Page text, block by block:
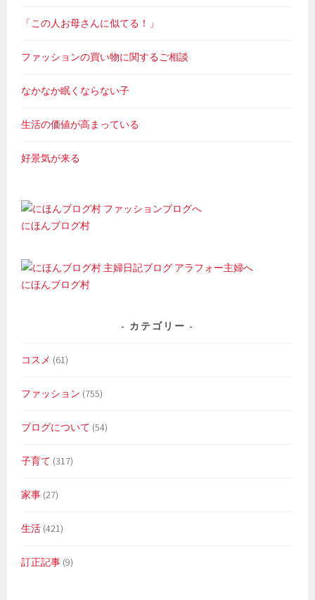
「この人お母さんに似てる！」
ファッションの買い物に関するご相談
なかなか眠くならない子
生活の価値が高まっている
好景気が来る
にほんブログ村
にほんブログ村
カテゴリー
コスメ (61)
ファッション (755)
ブログについて (54)
子育て (317)
家事 (27)
生活 (421)
訂正記事 (9)